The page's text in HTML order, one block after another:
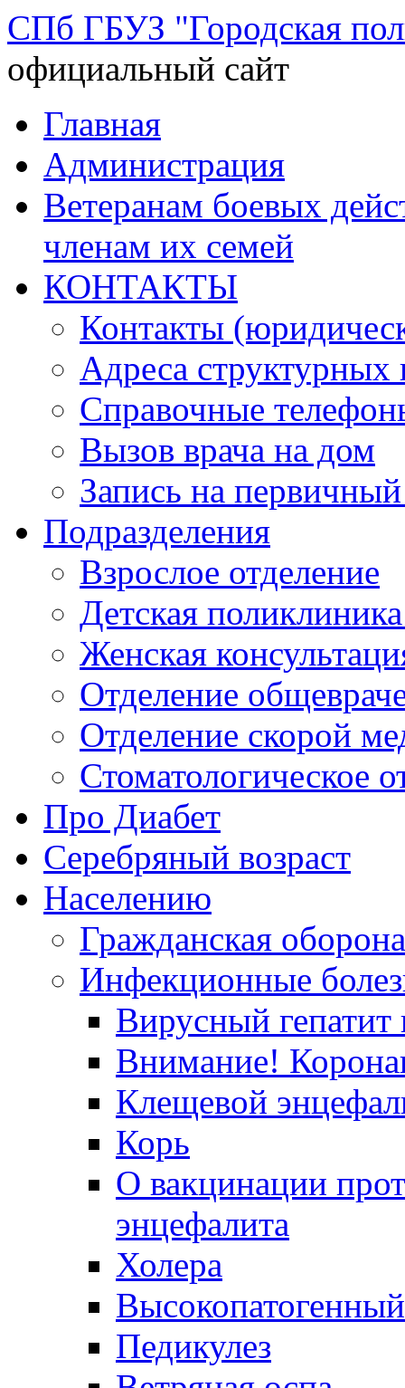
СПб ГБУЗ "Городская
официальный сайт
Перейти
содержимому
Главная
Администрация
Ветеранам боевых
членам их семей
КОНТАКТЫ
Контакты
Адреса структурных
Справочные
Вызов врача на дом
Запись на
Подразделения
Взрослое отделение
Детская
Женская
Отделение
Отделение скорой
Стоматологическое
Про Диабет
Серебряный возраст
Населению
Гражданская оборона
Инфекционные
Вирусный гепатит
Внимание!
Клещевой
Корь
О вакцинации
энцефалита
Холера
Педикулез